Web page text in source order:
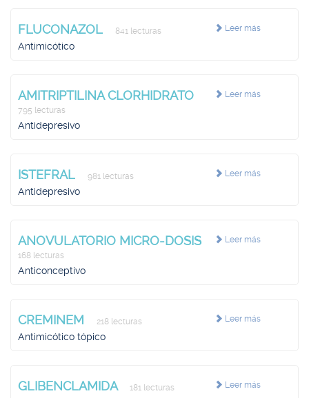
Leer más
FLUCONAZOL 841 lecturas
Antimicótico
Leer más
AMITRIPTILINA CLORHIDRATO
795 lecturas
Antidepresivo
Leer más
ISTEFRAL 981 lecturas
Antidepresivo
Leer más
ANOVULATORIO MICRO-DOSIS
168 lecturas
Anticonceptivo
Leer más
CREMINEM 218 lecturas
Antimicótico tópico
Leer más
GLIBENCLAMIDA 181 lecturas